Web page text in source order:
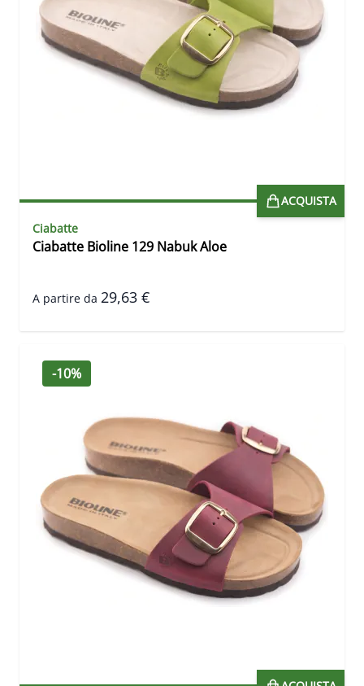
ACQUISTA
Ciabatte
Ciabatte Bioline 129 Nabuk Aloe
A partire da 29,63 €
-10%